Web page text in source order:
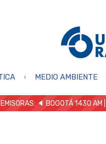
MEDIO AMBIENTE
🔈 BOGOTÁ 1430 AM